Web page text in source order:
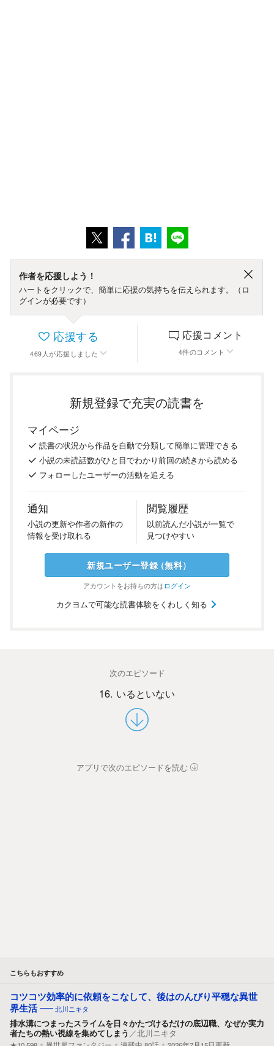
作者を応援しよう！
ハートをクリックで、簡単に応援の気持ちを伝えられます。（ロ
グインが必要です）
応援する
469 人が応援しました
応援コメント
4件のコメント
新規登録で充実の読書を
マイページ
読書の状況から作品を自動で分類して簡単に管理できる
小説の未読話数がひと目でわかり前回の続きから読める
フォローしたユーザーの活動を追える
通知
小説の更新や作者の新作の
情報を受け取れる
閲覧履歴
以前読んだ小説が一覧で
見つけやすい
新規ユーザー登録（無料）
アカウントをお持ちの方はログイン
カクヨムで可能な読書体験をくわしく知る
次のエピソード
16. いるといない
アプリで次のエピソードを読む
こちらもおすすめ
コツコツ効率的に依頼をこなして、後はのんびり平穏な異世
界生活
北川ニキタ
排水溝につまったスライムを日々かたづけるだけの底辺職、なぜか実力
者たちの熱い視線を集めてしまう ／北川ニキタ